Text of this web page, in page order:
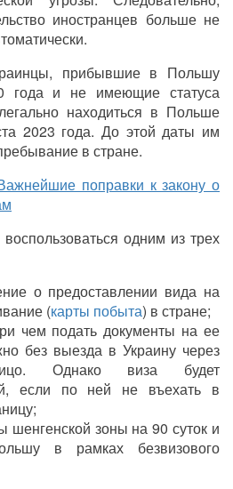
иностранцев больше не
прибывшие в Польшу
года и не имеющие статуса
находиться в Польше
2023 года. До этой даты им
в стране.
поправки к закону о
одним из трех
о предоставлении вида на
(карты побыта) в стране;
чем подать документы на ее
без выезда в Украину через
Однако виза будет
если по ней не въехать в
шенгенской зоны на 90 суток и
в рамках безвизового